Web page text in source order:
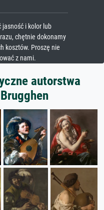
i kolor lub
chętnie dokonamy
kosztów. Proszę nie
z nami.
autorstwa